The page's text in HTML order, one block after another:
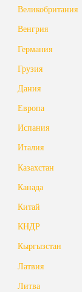
Великобритания
Венгрия
Германия
Грузия
Дания
Европа
Испания
Италия
Казахстан
Канада
Китай
КНДР
Кыргызстан
Латвия
Литва